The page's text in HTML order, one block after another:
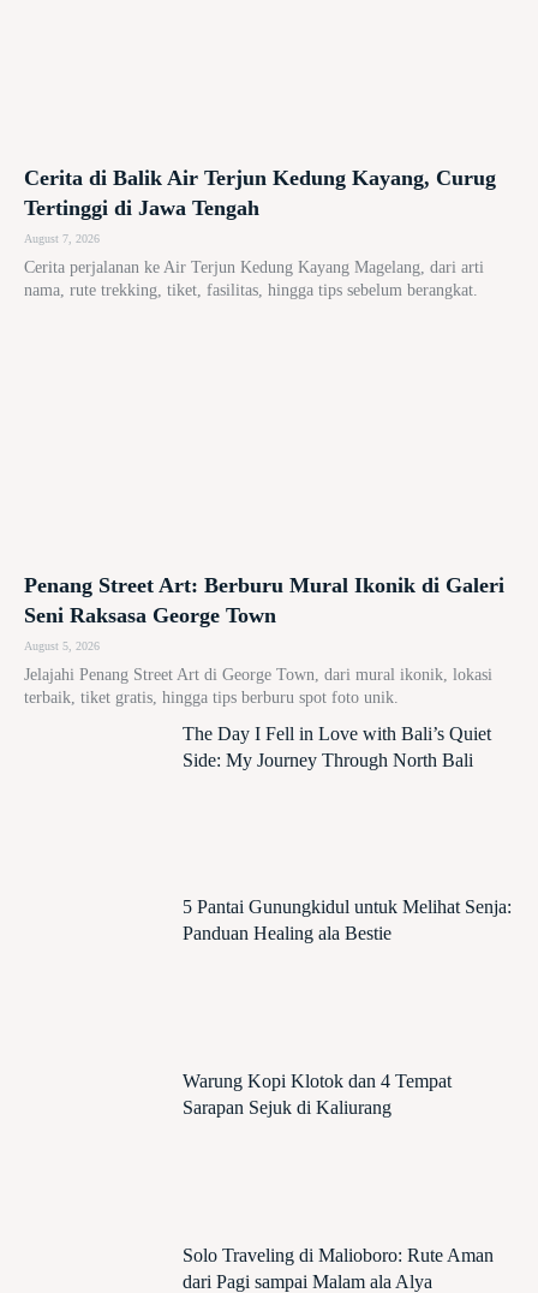
Cerita di Balik Air Terjun Kedung Kayang, Curug
Tertinggi di Jawa Tengah
August 7, 2026
Cerita perjalanan ke Air Terjun Kedung Kayang Magelang, dari arti
nama, rute trekking, tiket, fasilitas, hingga tips sebelum berangkat.
Penang Street Art: Berburu Mural Ikonik di Galeri
Seni Raksasa George Town
August 5, 2026
Jelajahi Penang Street Art di George Town, dari mural ikonik, lokasi
terbaik, tiket gratis, hingga tips berburu spot foto unik.
The Day I Fell in Love with Bali’s Quiet
Side: My Journey Through North Bali
5 Pantai Gunungkidul untuk Melihat Senja:
Panduan Healing ala Bestie
Warung Kopi Klotok dan 4 Tempat
Sarapan Sejuk di Kaliurang
Solo Traveling di Malioboro: Rute Aman
dari Pagi sampai Malam ala Alya